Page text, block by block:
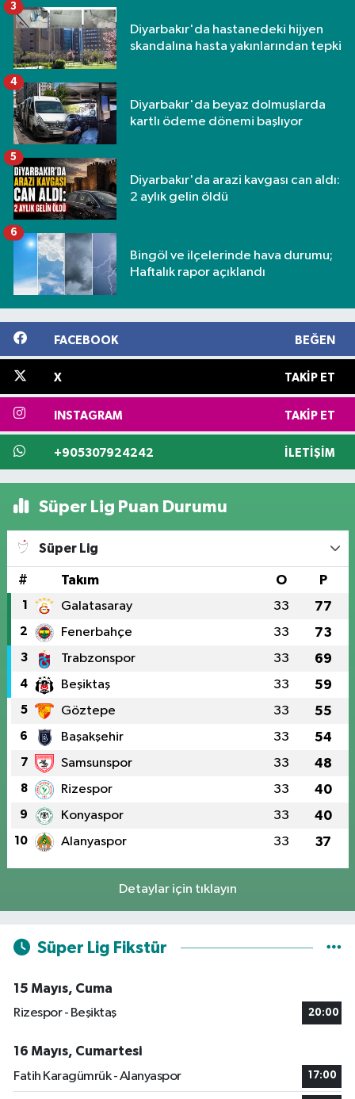
Diyarbakır'da hastanedeki hijyen
skandalına hasta yakınlarından tepki
3
Diyarbakır'da beyaz dolmuşlarda
kartlı ödeme dönemi başlıyor
4
Diyarbakır'da arazi kavgası can aldı:
2 aylık gelin öldü
5
Bingöl ve ilçelerinde hava durumu;
Haftalık rapor açıklandı
6
FACEBOOK BEĞEN
X TAKIP ET
INSTAGRAM TAKIP ET
+905307924242 İLETIŞIM
Süper Lig Puan Durumu
Süper Lig
# Takım O P
1 Galatasaray 33 77
2 Fenerbahçe 33 73
3 Trabzonspor 33 69
4 Beşiktaş 33 59
5 Göztepe 33 55
6 Başakşehir 33 54
7 Samsunspor 33 48
8 Rizespor 33 40
9 Konyaspor 33 40
10 Alanyaspor 33 37
Detaylar için tıklayın
Süper Lig Fikstür
15 Mayıs, Cuma
Rizespor - Beşiktaş
20:00
16 Mayıs, Cumartesi
Fatih Karagümrük - Alanyaspor
17:00